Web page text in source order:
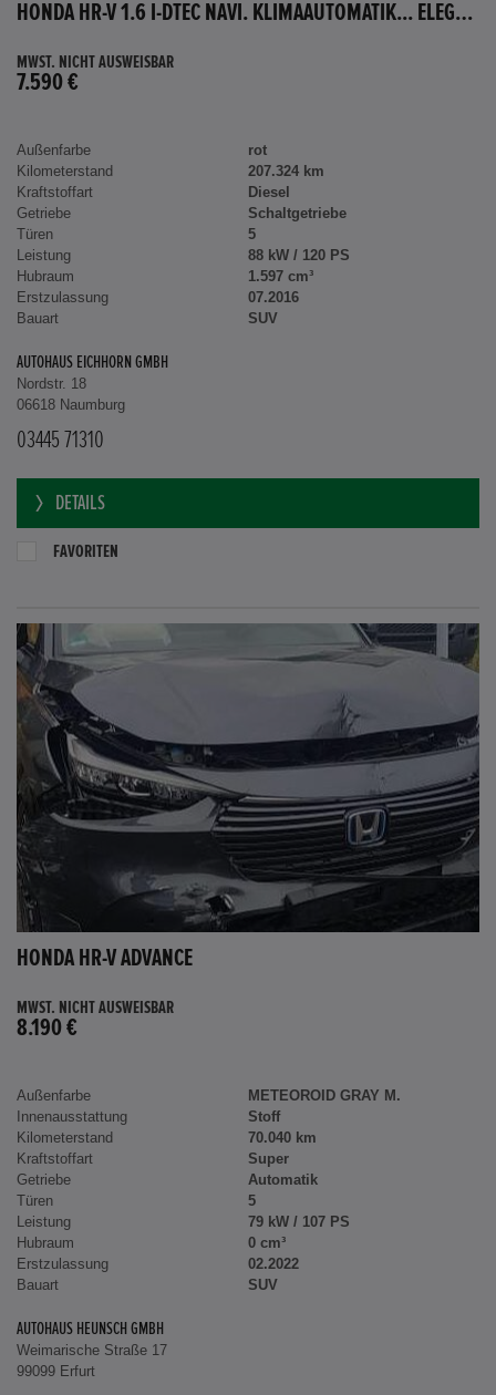
HONDA HR-V 1.6 I-DTEC NAVI. KLIMAAUTOMATIK... ELEGANCE
MWST. NICHT AUSWEISBAR
7.590 €
Außenfarbe
rot
Kilometerstand
207.324 km
Kraftstoffart
Diesel
Getriebe
Schaltgetriebe
Türen
5
Leistung
88 kW / 120 PS
Hubraum
1.597 cm³
Erstzulassung
07.2016
Bauart
SUV
AUTOHAUS EICHHORN GMBH
Nordstr. 18
06618 Naumburg
03445 71310
DETAILS
FAVORITEN
HONDA HR-V ADVANCE
MWST. NICHT AUSWEISBAR
8.190 €
Außenfarbe
METEOROID GRAY M.
Innenausstattung
Stoff
Kilometerstand
70.040 km
Kraftstoffart
Super
Getriebe
Automatik
Türen
5
Leistung
79 kW / 107 PS
Hubraum
0 cm³
Erstzulassung
02.2022
Bauart
SUV
AUTOHAUS HEUNSCH GMBH
Weimarische Straße 17
99099 Erfurt